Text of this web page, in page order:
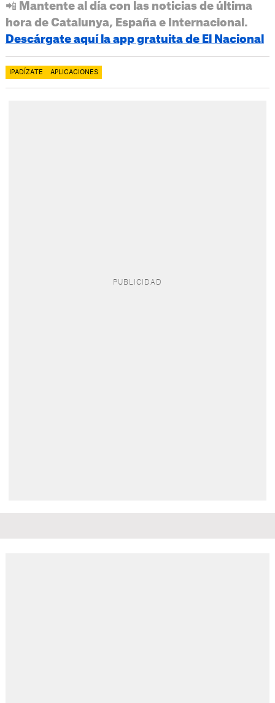
📲 Mantente al día con las noticias de última
hora de Catalunya, España e Internacional.
Descárgate aquí la app gratuita de El Nacional
IPADÍZATE APLICACIONES